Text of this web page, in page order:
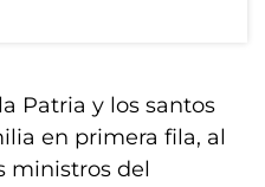
Patria y los santos
en primera fila, al
ministros del